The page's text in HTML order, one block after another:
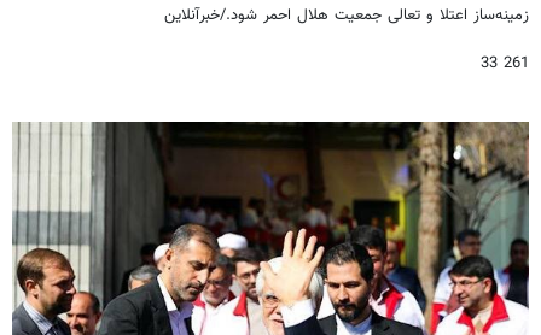
زمینه‌ساز اعتلا و تعالی جمعیت هلال احمر شود./خبرآنلاین
261 33